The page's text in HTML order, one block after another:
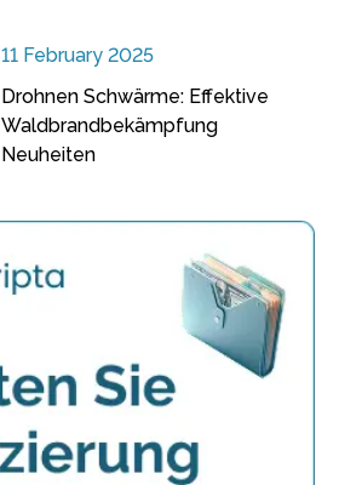
11 February 2025
Drohnen Schwärme: Effektive
Waldbrandbekämpfung
Neuheiten